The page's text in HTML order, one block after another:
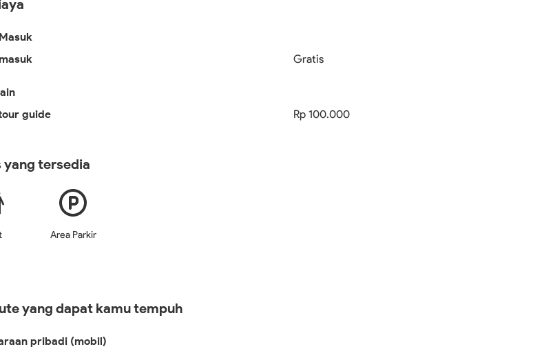
Gratis
tour guide
Rp 100.000
yang tersedia
Area Parkir
yang dapat kamu tempuh
pribadi (mobil)